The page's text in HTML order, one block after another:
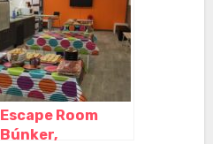
Escape Room
Búnker,